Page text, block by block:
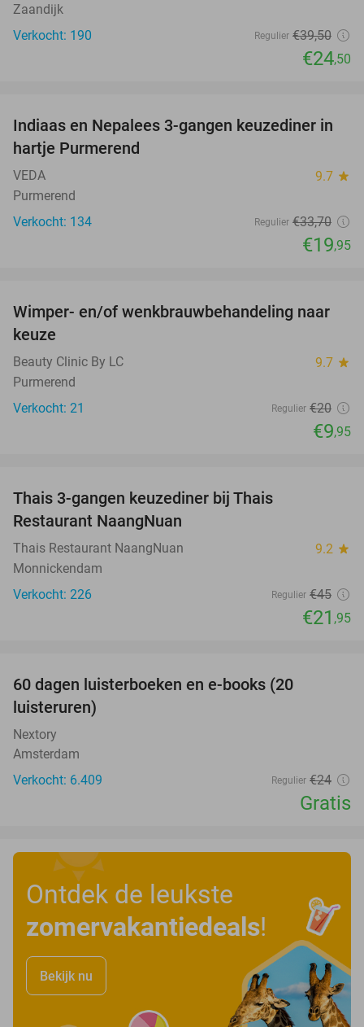
Zaandijk
Verkocht: 190
Regulier €39,50
€24,50
41%
Indiaas en Nepalees 3-gangen keuzediner in
hartje Purmerend
VEDA 9.7 star
Purmerend
Verkocht: 134
Regulier €33,70
€19,95
50%
Wimper- en/of wenkbrauwbehandeling naar
keuze
Beauty Clinic By LC 9.7 star
Purmerend
Verkocht: 21
Regulier €20
€9,95
Thais 3-gangen keuzediner bij Thais
Restaurant NaangNuan
Thais Restaurant NaangNuan 9.2 star
Monnickendam
Verkocht: 226
Regulier €45
€21 ,95
60 dagen luisterboeken en e-books (20
luisteruren)
Nextory
Amsterdam
Verkocht: 6.409
Regulier €24
Gratis
Ontdek de leukste
zomervakantiedeals!
Bekijk nu